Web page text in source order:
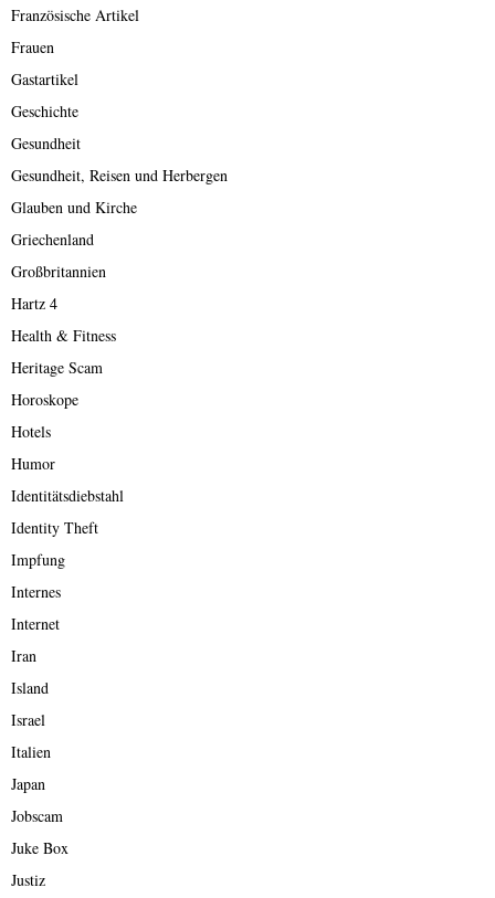
Französische Artikel
Frauen
Gastartikel
Geschichte
Gesundheit
Gesundheit, Reisen und Herbergen
Glauben und Kirche
Griechenland
Großbritannien
Hartz 4
Health & Fitness
Heritage Scam
Horoskope
Hotels
Humor
Identitätsdiebstahl
Identity Theft
Impfung
Internes
Internet
Iran
Island
Israel
Italien
Japan
Jobscam
Juke Box
Justiz